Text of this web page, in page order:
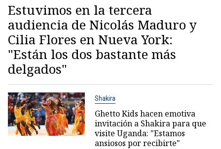
Estuvimos en la tercera
audiencia de Nicolás Maduro y
Cilia Flores en Nueva York:
"Están los dos bastante más
delgados"
Shakira
Ghetto Kids hacen emotiva
invitación a Shakira para que
visite Uganda: "Estamos
ansiosos por recibirte"